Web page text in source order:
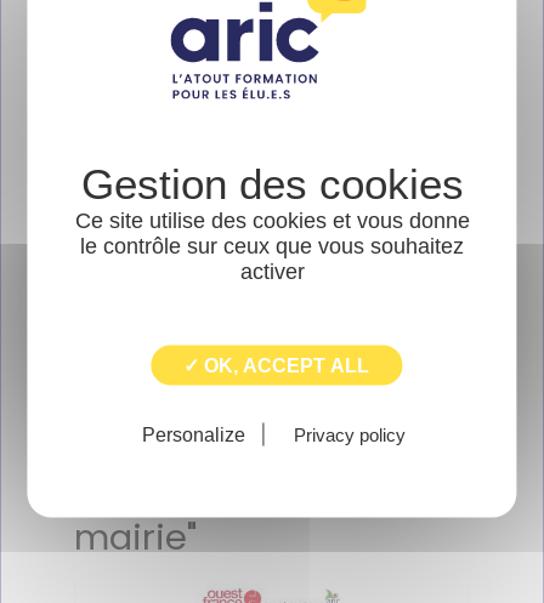
FORMATIONS
INITIATIVES LOCALES
LES DERNIÈRES LETTRES DE L'ARIC
PUBLICATIONS
Newsletter
mairie"
Ce site utilise des cookies et vous donne
le contrôle sur ceux que vous souhaitez
activer
✓ OK, ACCEPT ALL
Personalize Privacy policy